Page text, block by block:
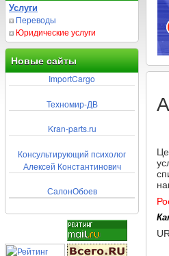
Услуги
Переводы
Юридические услуги
Новые сайты
ImportCargo
Техномир-ДВ
Kran-parts.ru
Консультирующий психолог
Алексей Константинович
СалонОбоев